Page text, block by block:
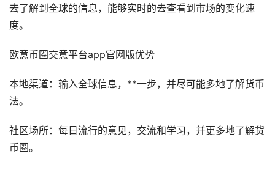
去了解到全球的信息，能够实时的去查看到市场的变化速
度。
欧意币圈交意平台app官网版优势
本地渠道：输入全球信息，**一步，并尽可能多地了解货币
法。
社区场所：每日流行的意见，交流和学习，并更多地了解货
币圈。